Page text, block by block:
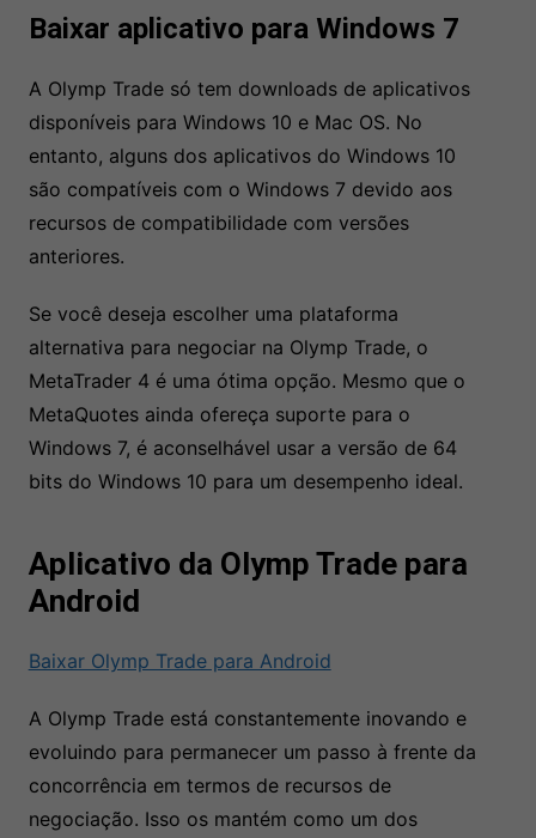
Baixar aplicativo para Windows 7
A Olymp Trade só tem downloads de aplicativos
disponíveis para Windows 10 e Mac OS. No
entanto, alguns dos aplicativos do Windows 10
são compatíveis com o Windows 7 devido aos
recursos de compatibilidade com versões
anteriores.
Se você deseja escolher uma plataforma
alternativa para negociar na Olymp Trade, o
MetaTrader 4 é uma ótima opção. Mesmo que o
MetaQuotes ainda ofereça suporte para o
Windows 7, é aconselhável usar a versão de 64
bits do Windows 10 para um desempenho ideal.
Aplicativo da Olymp Trade para
Android
Baixar Olymp Trade para Android
A Olymp Trade está constantemente inovando e
evoluindo para permanecer um passo à frente da
concorrência em termos de recursos de
negociação. Isso os mantém como um dos